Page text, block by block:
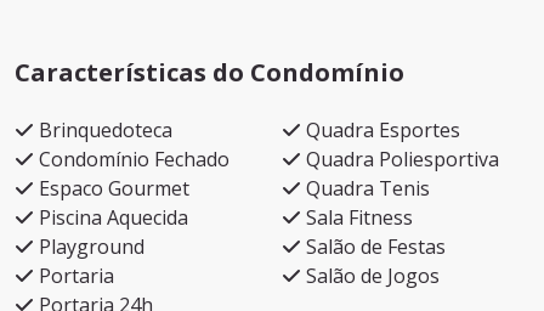
Características do Condomínio
Brinquedoteca
Condomínio Fechado
Espaco Gourmet
Piscina Aquecida
Playground
Portaria
Portaria 24h
Quadra Esportes
Quadra Poliesportiva
Quadra Tenis
Sala Fitness
Salão de Festas
Salão de Jogos